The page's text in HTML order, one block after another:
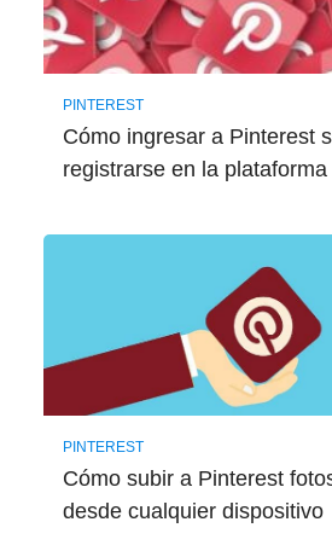
PINTEREST
Cómo ingresar a Pinterest
registrarse en la plataforma
PINTEREST
Cómo subir a Pinterest
desde cualquier dispositivo